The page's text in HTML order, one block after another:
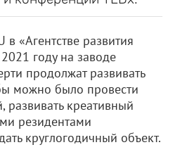
в «Агентстве развития
году на заводе
продолжат развивать
можно было провести
креативный
резидентами
круглогодичный объект.